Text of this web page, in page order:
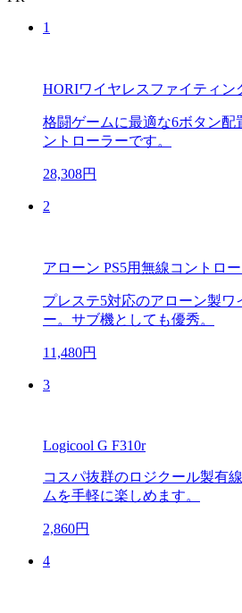
1
HORIワイヤレスファイティン
格闘ゲームに最適な6ボタン配
ントローラーです。
28,308円
2
アローン PS5用無線コントロ
プレステ5対応のアローン製ワ
ー。サブ機としても優秀。
11,480円
3
Logicool G F310r
コスパ抜群のロジクール製有
ムを手軽に楽しめます。
2,860円
4